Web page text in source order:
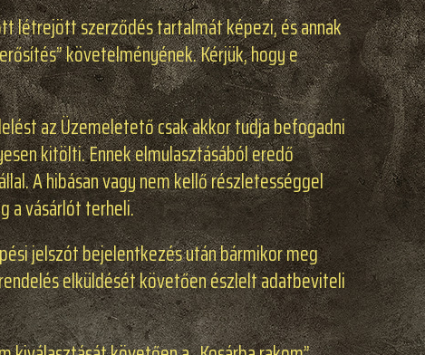
létrejött szerződés tartalmát képezi, és annak
követelményének. Kérjük, hogy e
az Üzemeletető csak akkor tudja befogadni
kitölti. Ennek elmulasztásából eredő
A hibásan vagy nem kellő részletességgel
a vásárlót terheli.
jelszót bejelentkezés után bármikor meg
elküldését követően észlelt adatbeviteli